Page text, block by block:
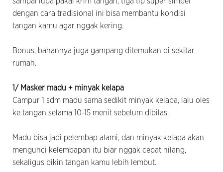
dengan cara tradisional ini bisa membantu kondisi
tangan kamu agar nggak kering.
Bonus, bahannya juga gampang ditemukan di sekitar
rumah.
1/ Masker madu + minyak kelapa
Campur 1 sdm madu sama sedikit minyak kelapa, lalu oles
ke tangan selama 10-15 menit sebelum dibilas.
Madu bisa jadi pelembap alami, dan minyak kelapa akan
mengunci kelembapan itu biar nggak cepat hilang,
sekaligus bikin tangan kamu lebih lembut.